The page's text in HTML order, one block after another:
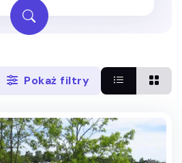
Pokaż filtry